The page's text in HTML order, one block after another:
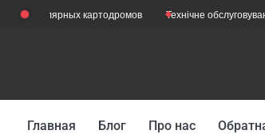
Skip
картодромов Технічне обслуговування та
Главная Блог Про нас